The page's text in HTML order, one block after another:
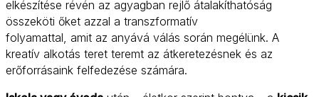
elkészítése révén az agyagban rejlő átalakíthatóság
összeköti őket azzal a transzformatív
folyamattal, amit az anyává válás során megélünk. A
kreatív alkotás teret teremt az átkeretezésnek és az
erőforrásaink felfedezése számára.